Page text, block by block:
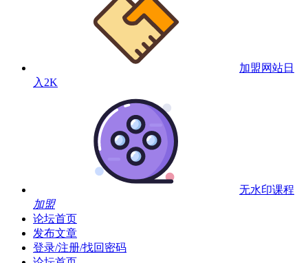
加盟网站日
入2K
无水印课程
加盟
论坛首页
发布文章
登录/注册/找回密码